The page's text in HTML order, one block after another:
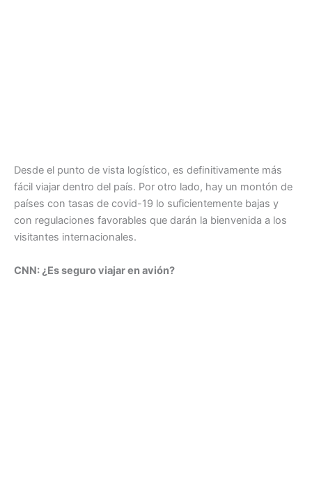
Desde el punto de vista logístico, es definitivamente más
fácil viajar dentro del país. Por otro lado, hay un montón de
países con tasas de covid-19 lo suficientemente bajas y
con regulaciones favorables que darán la bienvenida a los
visitantes internacionales.
CNN: ¿Es seguro viajar en avión?